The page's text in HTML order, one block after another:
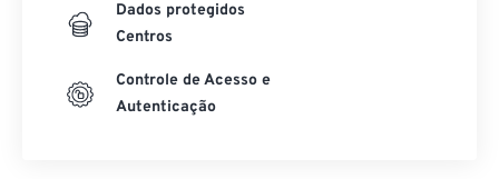
Dados protegidos
Centros
Controle de Acesso e
Autenticação